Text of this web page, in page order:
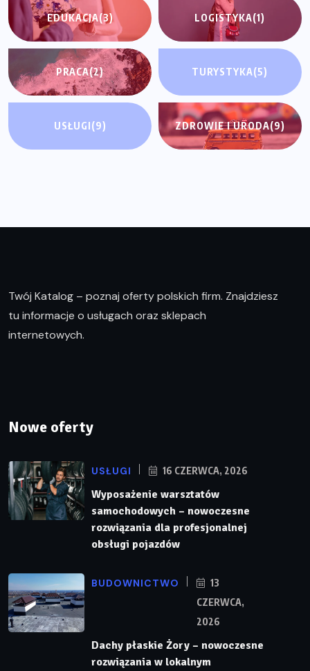
EDUKACJA(3) LOGISTYKA(1)
PRACA(2) TURYSTYKA(5)
USŁUGI(9) ZDROWIE I URODA(9)
Twój Katalog – poznaj oferty polskich firm. Znajdziesz
tu informacje o usługach oraz sklepach
internetowych.
Nowe oferty
USŁUGI 16 CZERWCA, 2026
Wyposażenie warsztatów
samochodowych – nowoczesne
rozwiązania dla profesjonalnej
obsługi pojazdów
BUDOWNICTWO
13
CZERWCA,
2026
Dachy płaskie Żory – nowoczesne
rozwiązania w lokalnym